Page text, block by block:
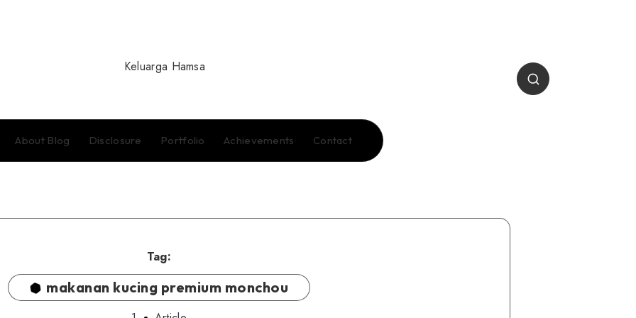
About Blog Disclosure Portfolio Achievements Contact
Tag:
makanan kucing premium monchou